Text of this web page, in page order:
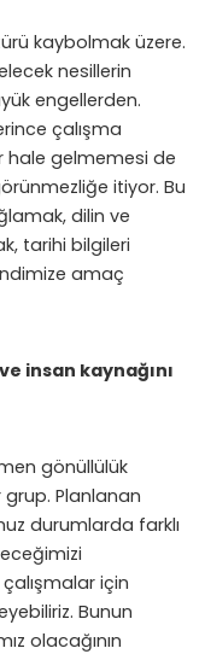
kaybolmak üzere.
nesillerin
engellerden.
çalışma
hale gelmemesi de
itiyor. Bu
dilin ve
tarihi bilgileri
amaç
insan kaynağını
gönüllülük
grup. Planlanan
durumlarda farklı
için
Bunun
olacağının